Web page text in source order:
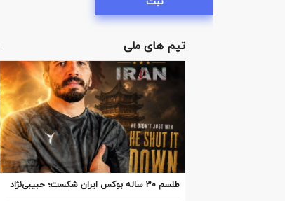
تیم های ملی
طلسم ۳۰ ساله بوکس ایران شکست؛ حبیبی‌نژاد